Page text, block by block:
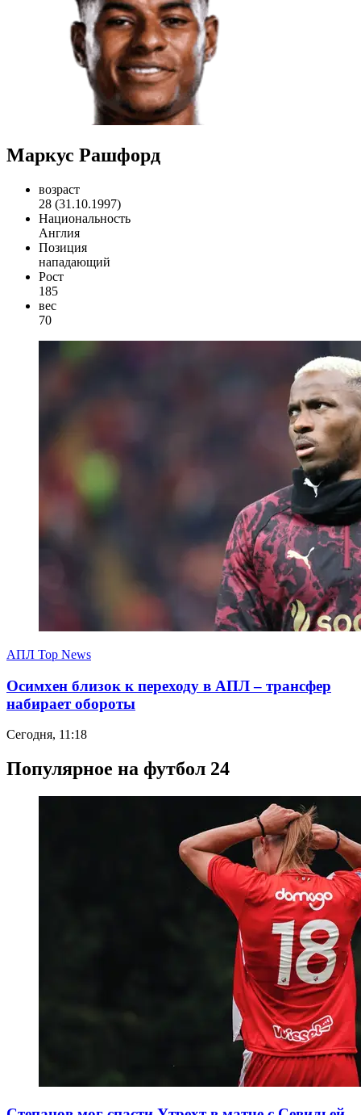
Маркус Рашфорд
возраст
28 (31.10.1997)
Национальность
Англия
Позиция
нападающий
Рост
185
вес
70
АПЛ Top News
Осимхен близок к переходу в АПЛ – трансфер
набирает обороты
Сегодня, 11:18
Популярное на футбол 24